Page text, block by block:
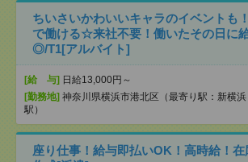
ちいさいかわいいキャラのイベントも
で働ける☆来社不要！働いたその日に
◎/T1[アルバイト]
[給 与] 日給13,000円～
[勤務地] 神奈川県横浜市港北区（最寄り駅：新横浜
駅）
座り仕事！給与即払いOK！高時給！